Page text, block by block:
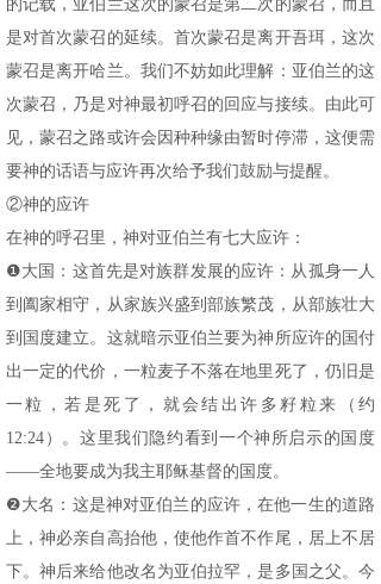
的记载，亚伯兰这次的蒙召是第二次的蒙召，而且
是对首次蒙召的延续。首次蒙召是离开吾珥，这次
蒙召是离开哈兰。我们不妨如此理解：亚伯兰的这
次蒙召，乃是对神最初呼召的回应与接续。由此可
见，蒙召之路或许会因种种缘由暂时停滞，这便需
要神的话语与应许再次给予我们鼓励与提醒。
②神的应许
在神的呼召里，神对亚伯兰有七大应许：
❶大国：这首先是对族群发展的应许：从孤身一人
到阖家相守，从家族兴盛到部族繁茂，从部族壮大
到国度建立。这就暗示亚伯兰要为神所应许的国付
出一定的代价，一粒麦子不落在地里死了，仍旧是
一粒，若是死了，就会结出许多籽粒来（约
12:24）。这里我们隐约看到一个神所启示的国度
——全地要成为我主耶稣基督的国度。
❷大名：这是神对亚伯兰的应许，在他一生的道路
上，神必亲自高抬他，使他作首不作尾，居上不居
下。神后来给他改名为亚伯拉罕，是多国之父。今